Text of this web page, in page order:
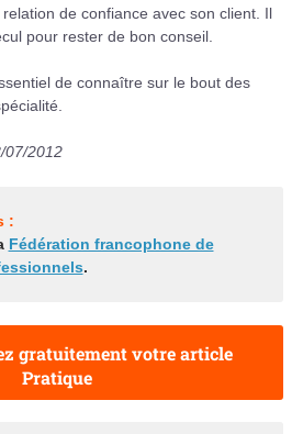
de confiance avec son client. Il
pour rester de bon conseil.
de connaître sur le bout des
07/2012
:
Fédération francophone de
.
gratuitement votre article
Pratique